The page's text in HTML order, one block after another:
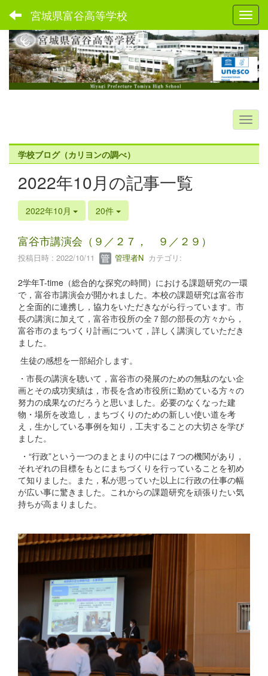
宮城県富谷高等学校
学校ブログ（カリヨンの調べ）
2022年10月の記事一覧
2022年10月 20件
富谷市講演会（９／２７， ９／２９）
投稿日時 : 2022/10/11 管理者N カテゴリ:
2学年T-time（総合的な探究の時間）における課題研究の一環
で，富谷市講演会が開かれました。本校の課題研究は富谷市
と全面的に連携し，協力をいただきながら行っています。市
長の講演に加えて，富谷市役所の全７部の部長の方々から，
富谷市のまちづくり計画について，詳しく講演していただき
ました。
生徒の感想を一部紹介します。
・市長の講演を聴いて，富谷市の発展のための無駄のない企
画とその成功実績は，市長を含め市役所に勤めている方々の
努力の成果なのだろうと思いました。必要のなくなった建
物・場所を改造し，まちづくりのための新しい使い道を考
え，生かしている事例を知り，工夫することの大切さを学び
ました。
・“行政”という一つのまとまりの中には７つの機関があり，
それぞれの目標をもとにまちづくりを行っていることを初め
て知りました。また，私が思っていた以上に行政の仕事の幅
が広い事に驚きました。これからの課題研究を頑張りたい気
持ちが高まりました。